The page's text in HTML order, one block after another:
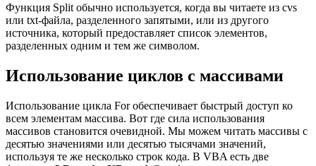
Функция Split обычно используется, когда вы читаете из cvs
или txt-файла, разделенного запятыми, или из другого
источника, который предоставляет список элементов,
разделенных одним и тем же символом.
Использование циклов с массивами
Использование цикла For обеспечивает быстрый доступ ко
всем элементам массива. Вот где сила использования
массивов становится очевидной. Мы можем читать массивы с
десятью значениями или десятью тысячами значений,
используя те же несколько строк кода. В VBA есть две